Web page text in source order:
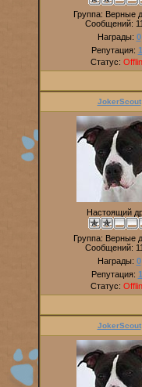
Группа: Верные
Сообщений:
Награды: 0
Репутация:
Статус:
JokerScout
Настоящий
Группа: Верные
Сообщений:
Награды: 0
Репутация:
Статус:
JokerScout